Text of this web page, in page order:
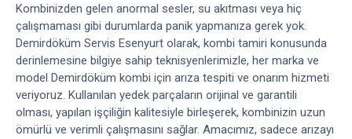
Kombinizden gelen anormal sesler, su akıtması veya hiç
çalışmaması gibi durumlarda panik yapmanıza gerek yok.
Demirdöküm Servis Esenyurt olarak, kombi tamiri konusunda
derinlemesine bilgiye sahip teknisyenlerimizle, her marka ve
model Demirdöküm kombi için arıza tespiti ve onarım hizmeti
veriyoruz. Kullanılan yedek parçaların orijinal ve garantili
olması, yapılan işçiliğin kalitesiyle birleşerek, kombinizin uzun
ömürlü ve verimli çalışmasını sağlar. Amacımız, sadece arızayı